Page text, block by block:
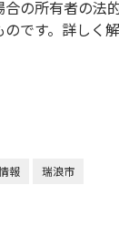
合の所有者の法
のです。詳しく解
報 瑞浪市